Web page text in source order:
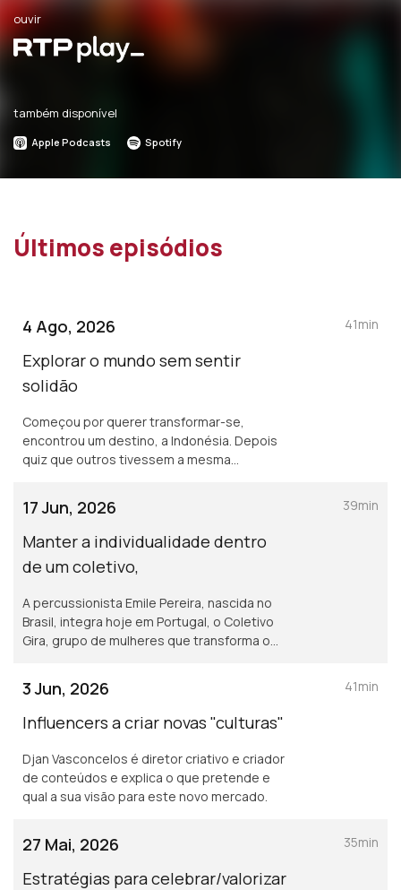
ouvir
também disponível
Apple Podcasts Spotify
Últimos episódios
4 Ago, 2026
Explorar o mundo sem sentir
solidão
Começou por querer transformar-se,
encontrou um destino, a Indonésia. Depois
quiz que outros tivessem a mesma
Torres
41min
17 Jun, 2026
Manter a individualidade dentro
de um coletivo,
A percussionista Emile Pereira, nascida no
Brasil, integra hoje em Portugal, o Coletivo
Gira, grupo de mulheres que transforma o
39min
3 Jun, 2026
Influencers a criar novas "culturas"
Djan Vasconcelos é diretor criativo e criador
de conteúdos e explica o que pretende e
qual a sua visão para este novo mercado.
41min
27 Mai, 2026
Estratégias para celebrar/valorizar
35min